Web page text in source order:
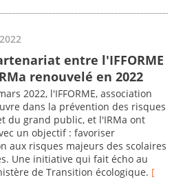
entre l'IFFORME
renouvelé en 2022
2022, l'IFFORME, association
dans la prévention des risques
du grand public, et l'IRMa ont
un objectif : favoriser
aux risques majeurs des scolaires
Une initiative qui fait écho au
de Transition écologique. [